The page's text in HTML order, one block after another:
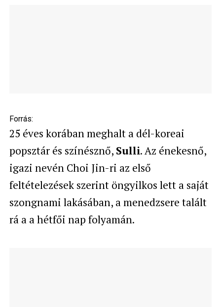
Forrás:
25 éves korában meghalt a dél-koreai
popsztár és színésznő, Sulli. Az énekesnő,
igazi nevén Choi Jin-ri az első
feltételezések szerint öngyilkos lett a saját
szongnami lakásában, a menedzsere talált
rá a a hétfői nap folyamán.